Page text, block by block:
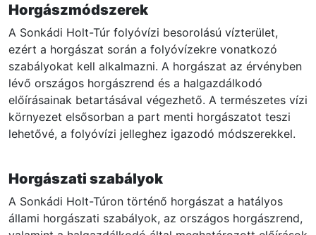
Horgászmódszerek
A Sonkádi Holt-Túr folyóvízi besorolású vízterület,
ezért a horgászat során a folyóvízekre vonatkozó
szabályokat kell alkalmazni. A horgászat az érvényben
lévő országos horgászrend és a halgazdálkodó
előírásainak betartásával végezhető. A természetes vízi
környezet elsősorban a part menti horgászatot teszi
lehetővé, a folyóvízi jelleghez igazodó módszerekkel.
Horgászati szabályok
A Sonkádi Holt-Túron történő horgászat a hatályos
állami horgászati szabályok, az országos horgászrend,